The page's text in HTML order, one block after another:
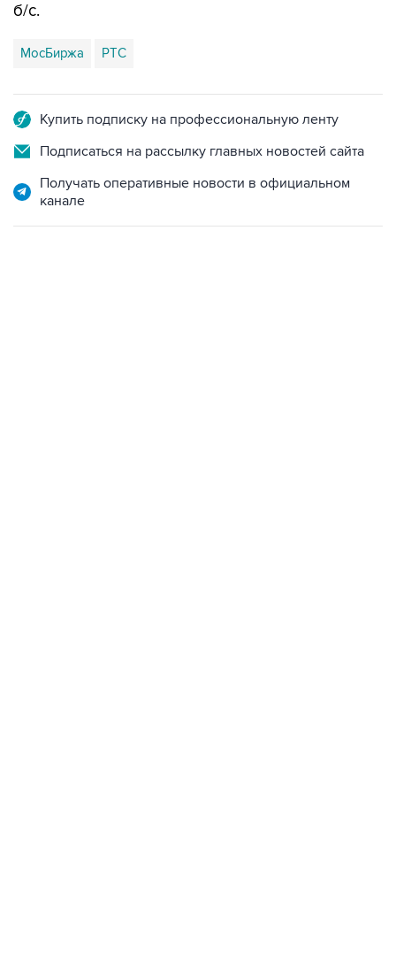
б/с.
МосБиржа РТС
Купить подписку на профессиональную ленту
Подписаться на рассылку главных новостей сайта
Получать оперативные новости в официальном
канале